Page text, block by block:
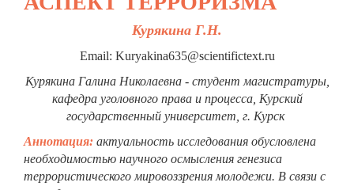
Курякина Г.Н.
Email: Kuryakina635@scientifictext.ru
Курякина Галина Николаевна - студент магистратуры,
кафедра уголовного права и процесса, Курский
государственный университет, г. Курск
Аннотация: актуальность исследования обусловлена
необходимостью научного осмысления генезиса
террористического мировоззрения молодежи. В связи с